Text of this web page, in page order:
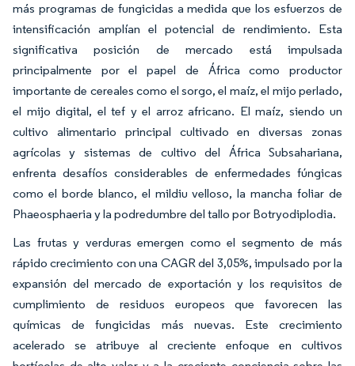
más programas de fungicidas a medida que los esfuerzos de
intensificación amplían el potencial de rendimiento. Esta
significativa posición de mercado está impulsada
principalmente por el papel de África como productor
importante de cereales como el sorgo, el maíz, el mijo perlado,
el mijo digital, el tef y el arroz africano. El maíz, siendo un
cultivo alimentario principal cultivado en diversas zonas
agrícolas y sistemas de cultivo del África Subsahariana,
enfrenta desafíos considerables de enfermedades fúngicas
como el borde blanco, el mildiu velloso, la mancha foliar de
Phaeosphaeria y la podredumbre del tallo por Botryodiplodia.
Las frutas y verduras emergen como el segmento de más
rápido crecimiento con una CAGR del 3,05%, impulsado por la
expansión del mercado de exportación y los requisitos de
cumplimiento de residuos europeos que favorecen las
químicas de fungicidas más nuevas. Este crecimiento
acelerado se atribuye al creciente enfoque en cultivos